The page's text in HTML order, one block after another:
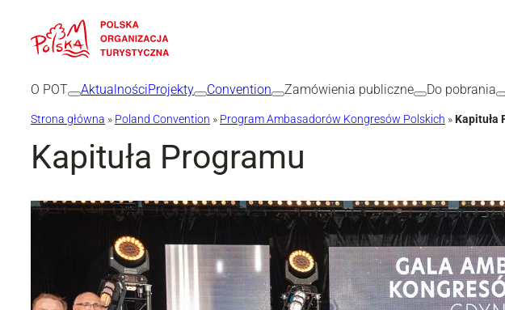
O POT AktualnościProjekty Convention Zamówienia publiczne Do pobrania
Strona główna » Poland Convention » Program Ambasadorów Kongresów Polskich »Kapituła
Kapituła Programu